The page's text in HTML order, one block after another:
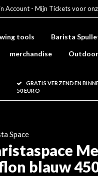
Account - Mijn Tickets voor
tools Barista
merchandise Outdoor
GRATIS VERZENDEN
50 EURO
Space
blauw